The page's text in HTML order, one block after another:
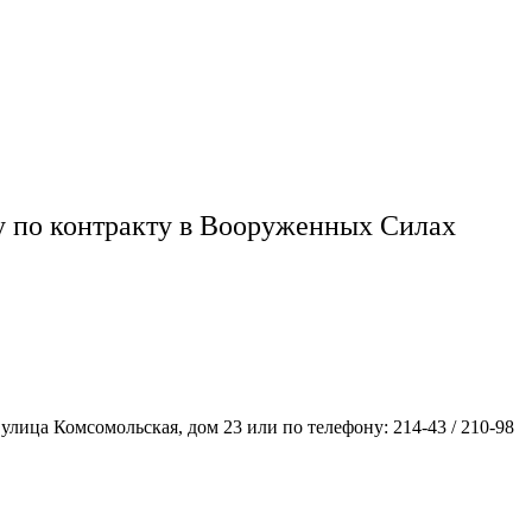
по контракту в Вооруженных Силах
Комсомольская, дом 23 или по телефону: 214-43 / 210-98